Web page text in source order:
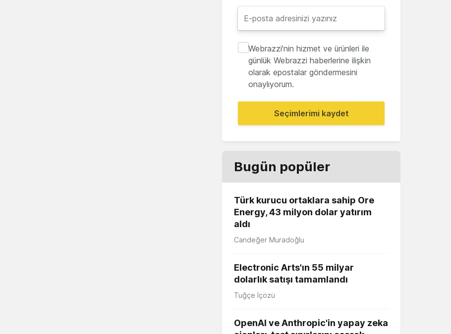
Webrazzi'nin hizmet ve ürünleri ile
günlük Webrazzi haberlerine ilişkin
olarak epostalar göndermesini
onaylıyorum.
Seçimlerimi kaydet
Bugün popüler
Türk kurucu ortaklara sahip Ore
Energy, 43 milyon dolar yatırım
aldı
Candeğer Muradoğlu
Electronic Arts'ın 55 milyar
dolarlık satışı tamamlandı
Tuğçe İçözü
OpenAI ve Anthropic'in yapay zeka